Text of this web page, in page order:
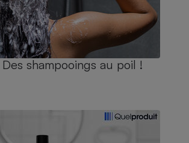
shampooings au poil !